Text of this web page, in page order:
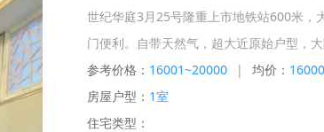
世纪华庭3月25号隆重上市地铁站600米，
门便利。自带天然气，超大近原始户型，
参考价格： 16001~20000 | 均价： 16000
房屋户型： 1室
住宅类型：